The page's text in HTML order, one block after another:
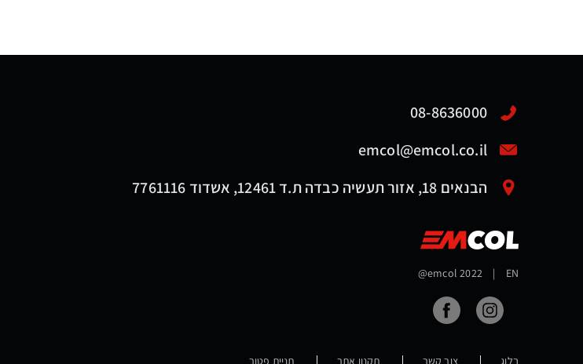
08-8636000
emcol@emcol.co.il
הבנאים 18, אזור תעשיה כבדה ת.ד 12461, אשדוד 7761116
@emcol 2022 | EN
בלוג צור קשר תקנון אתר תניית פטור